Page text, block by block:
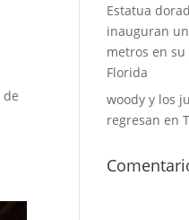
de
Estatua
inauguran
metros en
Florida
woody y los
regresan en